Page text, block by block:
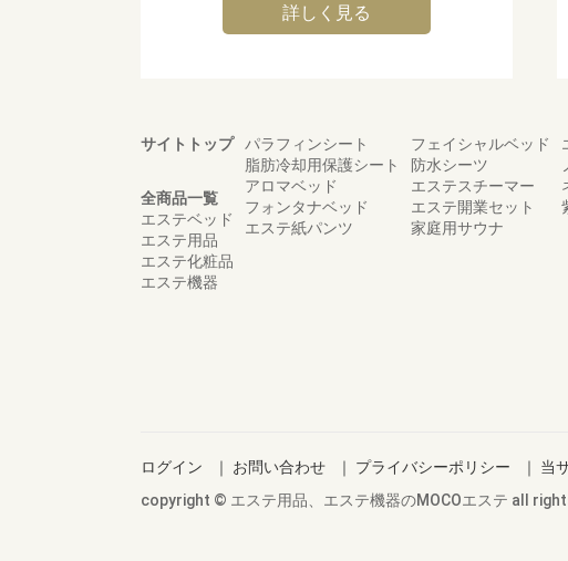
詳しく見る
サイトトップ
全商品一覧
エステベッド
エステ用品
エステ化粧品
エステ機器
パラフィンシート
脂肪冷却用保護シート
アロマベッド
フォンタナベッド
エステ紙パンツ
フェイシャルベッド
防水シーツ
エステスチーマー
エステ開業セット
家庭用サウナ
ログイン ｜ お問い合わせ ｜ プライバシーポリシー ｜ 当
copyright © エステ用品、エステ機器のMOCOエステ all